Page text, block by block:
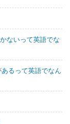
ないって英語でな
るって英語でなん